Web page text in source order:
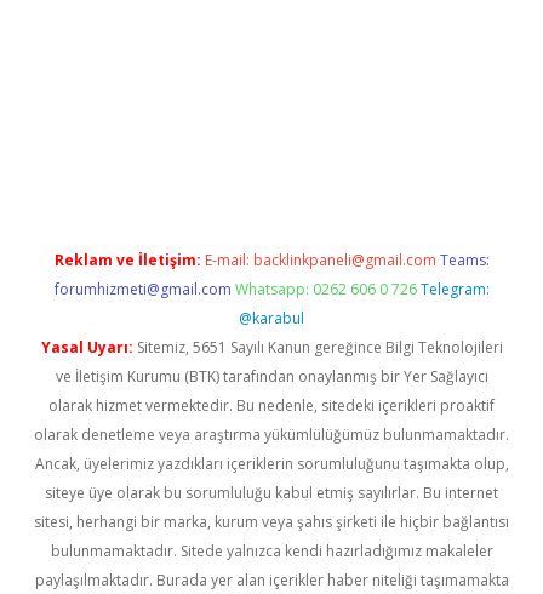
Reklam ve İletişim: E-mail: backlinkpaneli@gmail.com Teams:
forumhizmeti@gmail.com Whatsapp: 0262 606 0 726 Telegram:
@karabul
Yasal Uyarı: Sitemiz, 5651 Sayılı Kanun gereğince Bilgi Teknolojileri
ve İletişim Kurumu (BTK) tarafından onaylanmış bir Yer Sağlayıcı
olarak hizmet vermektedir. Bu nedenle, sitedeki içerikleri proaktif
olarak denetleme veya araştırma yükümlülüğümüz bulunmamaktadır.
Ancak, üyelerimiz yazdıkları içeriklerin sorumluluğunu taşımakta olup,
siteye üye olarak bu sorumluluğu kabul etmiş sayılırlar. Bu internet
sitesi, herhangi bir marka, kurum veya şahıs şirketi ile hiçbir bağlantısı
bulunmamaktadır. Sitede yalnızca kendi hazırladığımız makaleler
paylaşılmaktadır. Burada yer alan içerikler haber niteliği taşımamakta